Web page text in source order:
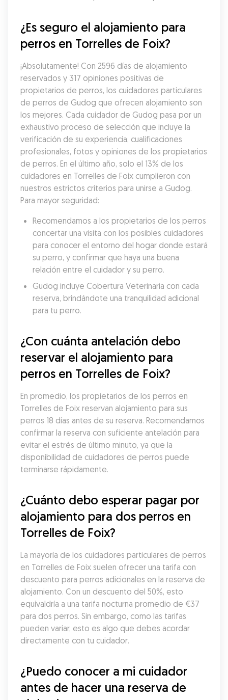
¿Es seguro el alojamiento para
perros en Torrelles de Foix?
¡Absolutamente! Con 2596 días de alojamiento
reservados y 317 opiniones positivas de
propietarios de perros, los cuidadores particulares
de perros de Gudog que ofrecen alojamiento son
los mejores. Cada cuidador de Gudog pasa por un
exhaustivo proceso de selección que incluye la
verificación de su experiencia, cualificaciones
profesionales, fotos y opiniones de los propietarios
de perros. En el último año, solo el 13% de los
cuidadores en Torrelles de Foix cumplieron con
nuestros estrictos criterios para unirse a Gudog.
Para mayor seguridad:
Recomendamos a los propietarios de los perros
concertar una visita con los posibles cuidadores
para conocer el entorno del hogar donde estará
su perro, y confirmar que haya una buena
relación entre el cuidador y su perro.
Gudog incluye Cobertura Veterinaria con cada
reserva, brindándote una tranquilidad adicional
para tu perro.
¿Con cuánta antelación debo
reservar el alojamiento para
perros en Torrelles de Foix?
En promedio, los propietarios de los perros en
Torrelles de Foix reservan alojamiento para sus
perros 18 días antes de su reserva. Recomendamos
confirmar la reserva con suficiente antelación para
evitar el estrés de último minuto, ya que la
disponibilidad de cuidadores de perros puede
terminarse rápidamente.
¿Cuánto debo esperar pagar por
alojamiento para dos perros en
Torrelles de Foix?
La mayoría de los cuidadores particulares de perros
en Torrelles de Foix suelen ofrecer una tarifa con
descuento para perros adicionales en la reserva de
alojamiento. Con un descuento del 50%, esto
equivaldría a una tarifa nocturna promedio de €37
para dos perros. Sin embargo, como las tarifas
pueden variar, esto es algo que debes acordar
directamente con tu cuidador.
¿Puedo conocer a mi cuidador
antes de hacer una reserva de